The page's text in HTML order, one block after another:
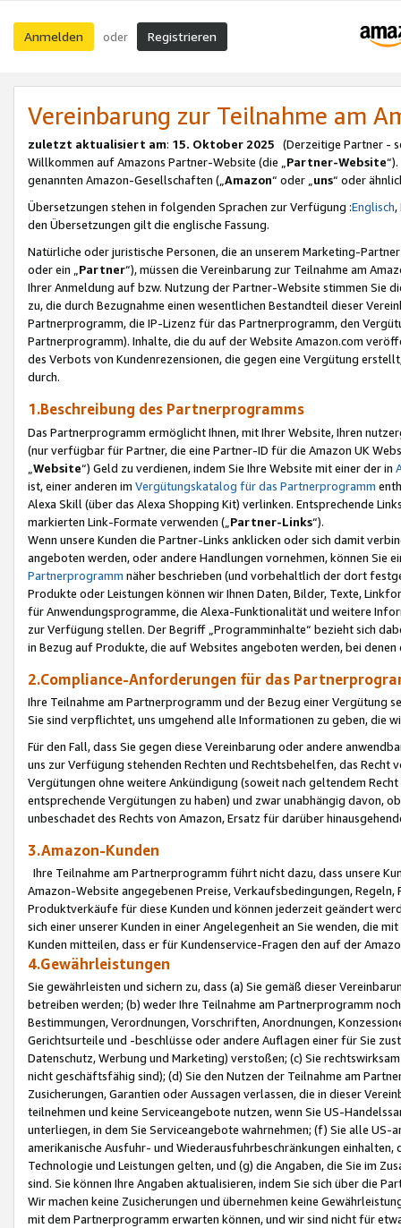
Anmelden oder Registrieren
Vereinbarung zur Teilnahme am
zuletzt aktualisiert am: 15. Oktober 2025 (Derzeitige Partner -
Willkommen auf Amazons Partner-Website (die „Partner-Website
genannten Amazon-Gesellschaften („Amazon“ oder „uns“ oder
Übersetzungen stehen in folgenden Sprachen zur Verfügung :Englisch,
den Übersetzungen gilt die englische Fassung.
Natürliche oder juristische Personen, die an unserem Marketing-
oder ein „Partner“), müssen die Vereinbarung zur Teilnahme am
Ihrer Anmeldung auf bzw. Nutzung der Partner-Website stimmen Sie
zu, die durch Bezugnahme einen wesentlichen Bestandteil dieser
Partnerprogramm, die IP-Lizenz für das Partnerprogramm, den
Partnerprogramm). Inhalte, die du auf der Website Amazon.com
des Verbots von Kundenrezensionen, die gegen eine Vergütung
durch.
1.Beschreibung des Partnerprogramms
Das Partnerprogramm ermöglicht Ihnen, mit Ihrer Website, Ihren
(nur verfügbar für Partner, die eine Partner-ID für die Amazon UK
Website“) Geld zu verdienen, indem Sie Ihre Website mit einer der in
ist, einer anderen im Vergütungskatalog für das Partnerprogramm
Alexa Skill (über das Alexa Shopping Kit) verlinken. Entsprechende
markierten Link-Formate verwenden („ Partner-Links“).
Wenn unsere Kunden die Partner-Links anklicken oder sich damit
angeboten werden, oder andere Handlungen vornehmen, können Sie
Partnerprogramm näher beschrieben (und vorbehaltlich der dort
Produkte oder Leistungen können wir Ihnen Daten, Bilder, Texte,
für Anwendungsprogramme, die Alexa-Funktionalität und weitere
zur Verfügung stellen. Der Begriff „Programminhalte“ bezieht sich
in Bezug auf Produkte, die auf Websites angeboten werden, bei
2.Compliance-Anforderungen für das
Ihre Teilnahme am Partnerprogramm und der Bezug einer Vergütung
Sie sind verpflichtet, uns umgehend alle Informationen zu geben, die
Für den Fall, dass Sie gegen diese Vereinbarung oder andere
uns zur Verfügung stehenden Rechten und Rechtsbehelfen, das
Vergütungen ohne weitere Ankündigung (soweit nach geltendem
entsprechende Vergütungen zu haben) und zwar unabhängig davon,
unbeschadet des Rechts von Amazon, Ersatz für darüber
3.Amazon-Kunden
Ihre Teilnahme am Partnerprogramm führt nicht dazu, dass unsere
Amazon-Website angegebenen Preise, Verkaufsbedingungen,
Produktverkäufe für diese Kunden und können jederzeit geändert
sich einer unserer Kunden in einer Angelegenheit an Sie wenden, die
Kunden mitteilen, dass er für Kundenservice-Fragen den auf der
4.Gewährleistungen
Sie gewährleisten und sichern zu, dass (a) Sie gemäß dieser
betreiben werden; (b) weder Ihre Teilnahme am Partnerprogramm
Bestimmungen, Verordnungen, Vorschriften, Anordnungen,
Gerichtsurteile und -beschlüsse oder andere Auflagen einer für Sie
Datenschutz, Werbung und Marketing) verstoßen; (c) Sie
nicht geschäftsfähig sind); (d) Sie den Nutzen der Teilnahme am
Zusicherungen, Garantien oder Aussagen verlassen, die in dieser
teilnehmen und keine Serviceangebote nutzen, wenn Sie US-
unterliegen, in dem Sie Serviceangebote wahrnehmen; (f) Sie alle
amerikanische Ausfuhr- und Wiederausfuhrbeschränkungen
Technologie und Leistungen gelten, und (g) die Angaben, die Sie im
sind. Sie können Ihre Angaben aktualisieren, indem Sie sich über die
Wir machen keine Zusicherungen und übernehmen keine
mit dem Partnerprogramm erwarten können, und wir sind nicht für